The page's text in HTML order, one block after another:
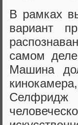
В рамках
вариант
самом
Машина
Селфридж